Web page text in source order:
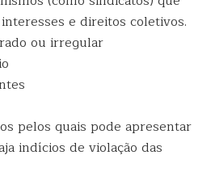
e direitos coletivos.
ou irregular
pelos quais pode apresentar
indícios de violação das